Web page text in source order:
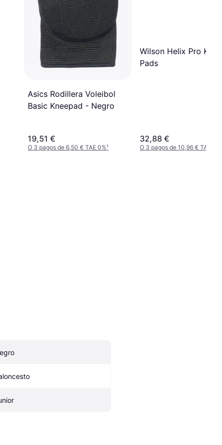
Asics Rodillera Voleibol
Basic Kneepad - Negro
19,51 €
O 3 pagos de 6,50 € TAE 0%¹
Wilson Helix Pro Knee
Pads
32,88 €
O 3 pagos de 10,96 € TAE 0%